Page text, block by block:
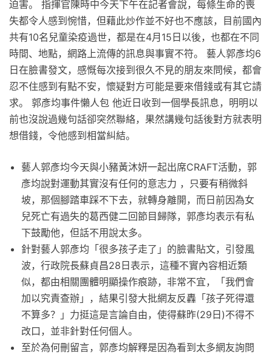
迫害。 指揮官陳時中今天下午在記者會說，每條生命的喪
失都令人感到惋惜，但藉此炒作並不好也不應該，目前國內
共有10名兒童染疫過世，都是在4月15日以後，也都在不同
時間、地點，網路上流傳的訊息與事實不符。 藝人郭彥均6
日在臉書發文，感慨每次接到很久不見的朋友來問候，都會
忍不住感到有點不安，懷疑對方可能是要來借錢或有其它請
求。 郭彥均事件懶人包 他近日收到一個學長訊息，明明以
前也沒說過幾句話卻突然聯絡，果然講幾句話後對方就表明
想借錢，令他感到相當糾結。
藝人郭彥均今天與小豬黃沐妍一起出席CRAFT活動，郭
彥均說對運動其實沒有任何的意志力 ，只要有稍微斜
坡，那個腳踏車踩不下去，就轉身離開，而日前因為女
兒死亡有過失的葛西健二回節目歸隊，郭彥均表示有私
下鼓勵他，但話不用說太多。
針對藝人郭彥均「很多孩子走了」的臉書貼文，引發風
波，行政院長蘇貞昌28日表示，這種不實內容相近類
似，都由相關團體明顯操作痕跡，非常不宜，「我們會
加以究責查辦」，結果引發大批網友反轟「孩子死得還
不算多？」力挺這是言論自由，使得蘇昨(29日)不得不
改口，並非針對任何個人。
至於為何刪留言，郭彥均解釋是因為看到太多網友詢問